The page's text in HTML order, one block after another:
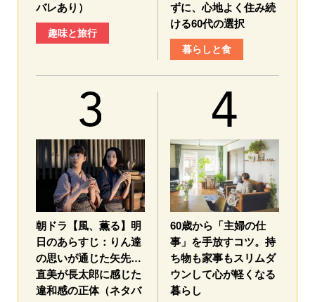
バレあり）
趣味と旅行
ずに、心地よく住み続
ける60代の選択
暮らしと食
朝ドラ【風、薫る】明
日のあらすじ：​りん達
の思いが通じた矢先…
直美が長太郎に感じた
違和感の正体（ネタバ
60歳から「主婦の仕
事」を手放すコツ。持
ち物も家事もスリムダ
ウンして心が軽くなる
暮らし